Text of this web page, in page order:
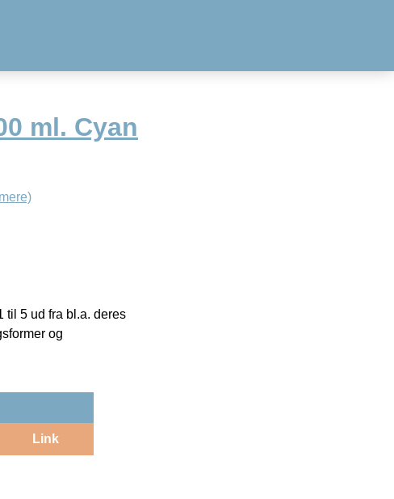
ml. Cyan
til 5 ud fra bl.a. deres
og
Link